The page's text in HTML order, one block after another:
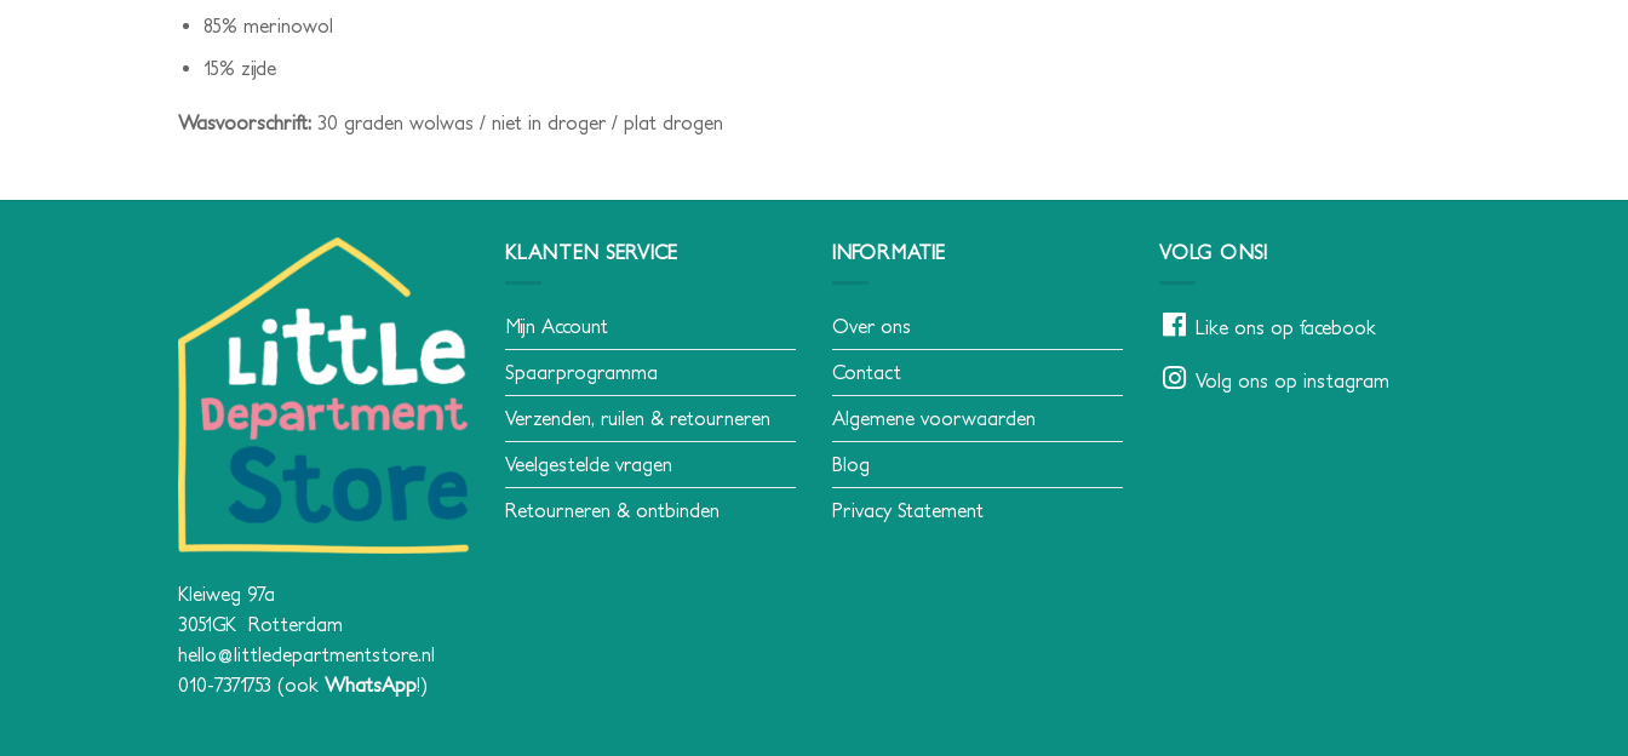
85% merinowol
15% zijde
Wasvoorschrift: 30 graden wolwas / niet in droger / plat drogen
Kleiweg 97a
3051GK Rotterdam
hello@littledepartmentstore.nl
010-7371753 (ook WhatsApp!)
KLANTEN SERVICE
Mijn Account
Spaarprogramma
Verzenden, ruilen & retourneren
Veelgestelde vragen
Retourneren & ontbinden
INFORMATIE
Over ons
Contact
Algemene voorwaarden
Blog
Privacy Statement
VOLG ONS!
Like ons op facebook
Volg ons op instagram